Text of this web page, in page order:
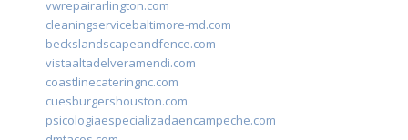
vwrepairarlington.com
cleaningservicebaltimore-md.com
beckslandscapeandfence.com
vistaaltadelveramendi.com
coastlinecateringnc.com
cuesburgershouston.com
psicologiaespecializadaencampeche.com